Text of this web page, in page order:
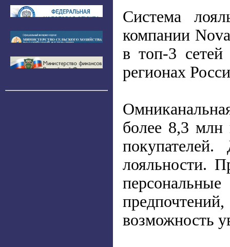
Система
компании
в топ-3
регионах
более 8,3 млн
лояльности.
возможность